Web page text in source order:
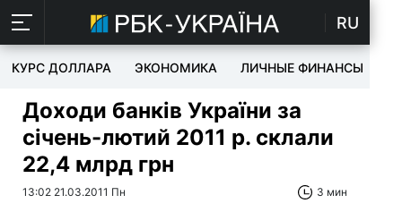
RU
КУРС ДОЛЛАРА ЭКОНОМИКА ЛИЧНЫЕ ФИНАНСЫ
Доходи банків України за
січень-лютий 2011 р. склали
22,4 млрд грн
13:02 21.03.2011 Пн 3 мин